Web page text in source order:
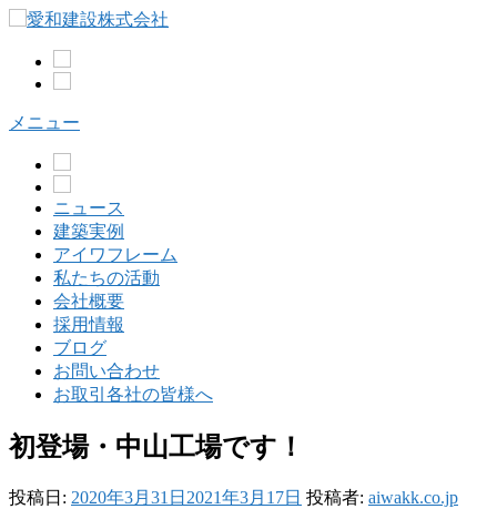
へ
メニュー
ニュース
建築実例
アイワフレーム
私たちの活動
会社概要
採用情報
ブログ
お問い合わせ
お取引各社の皆様へ
初登場・中山工場です！
投稿日: 2020年3月31日 2021年3月17日 投稿者: aiwakk.co.jp